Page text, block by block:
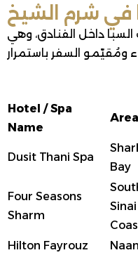
في شرم الشيخ
داخل الفنادق، وهي
Hotel / Spa
Name
Area
Dusit Thani Spa
Bay
Four Seasons
Sharm
Sinai
Hilton Fayrouz